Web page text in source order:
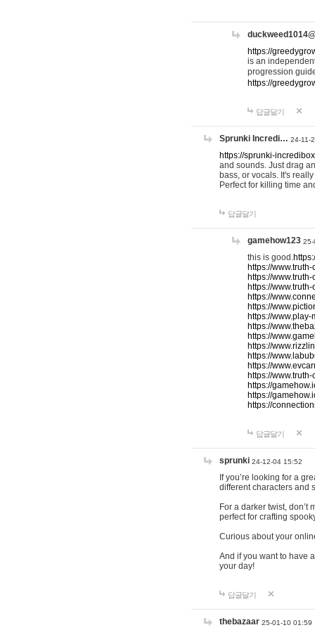
https://
is an
progression
https://
답글달기
Sprunki Incredi… 24-11-
https://sprunki-
and sounds. Just drag
bass, or vocals. It's
Perfect for killing time
답글달기
gamehow123 25-
this is good.
https://
https://
https://
https://
https://
https://
https://
https://
https://
https://
https://
https://
https://
https://
https://
답글달기
sprunki 24-12-04 15:52
If you’re looking for a
different characters and
For a darker twist, don’t
perfect for crafting
Curious about your
And if you want to have
your day!
답글달기
thebazaar 25-01-10 01:59